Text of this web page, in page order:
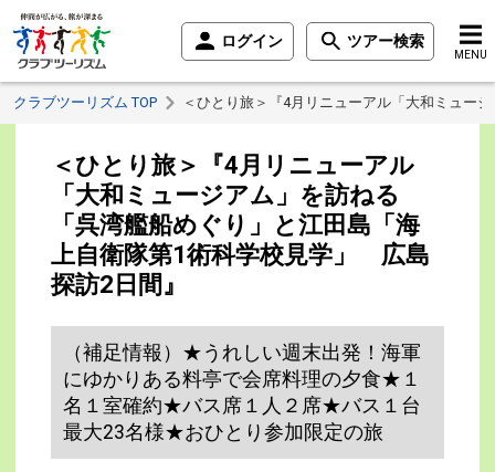
ログイン ツアー検索
MENU
クラブツーリズム TOP ＜ひとり旅＞『4月リニューアル「大和ミュ
＜ひとり旅＞『4月リニューアル
「大和ミュージアム」を訪ねる
「呉湾艦船めぐり」と江田島「海
上自衛隊第1術科学校見学」 広島
探訪2日間』
（補足情報）★うれしい週末出発！海軍
にゆかりある料亭で会席料理の夕食★１
名１室確約★バス席１人２席★バス１台
最大23名様★おひとり参加限定の旅